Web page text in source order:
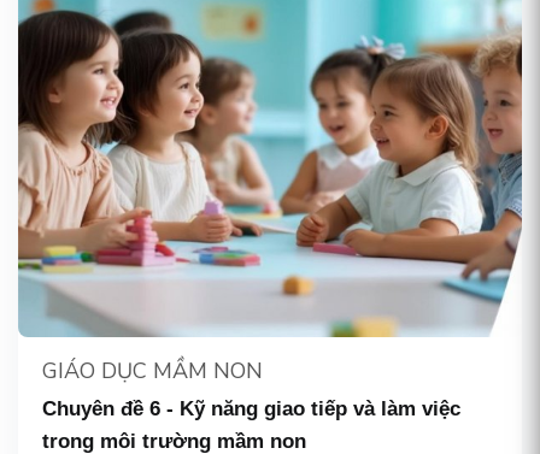
GIÁO DỤC MẦM NON
Chuyên đề 6 - Kỹ năng giao tiếp và làm việc
trong môi trường mầm non